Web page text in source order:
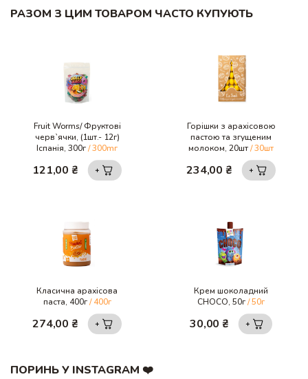
РАЗОМ З ЦИМ ТОВАРОМ ЧАСТО КУПУЮТЬ
Fruit Worms/ Фруктові
черв`ячки, (1шт.- 12г)
Іспанія, 300г/ 300mг
121,00₴
Горішки з арахісовою
пастою та згущеним
молоком, 20шт/ 30шт
234,00₴
Класична арахісова
паста, 400г / 400г
274,00₴
Крем шоколадний
CHOCO, 50г/ 50г
30,00₴
ПОРИНЬ У INSTAGRAM ❤️